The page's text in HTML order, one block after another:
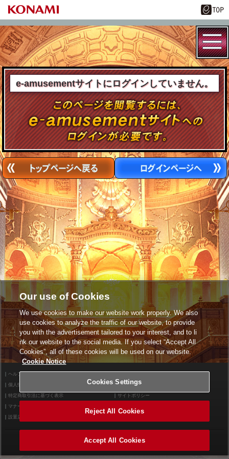
e-amusementサイトにログインしていません。
ヘルプ
個人情報等保護方針 外部送信について
特定商取引法に基づく表示 サイトポリシー
マナー＆ルール
設置店舗検索
©2026 Konami Arcade Games
Our use of Cookies
We use cookies to make our website work properly. We also
use cookies to analyze the traffic of our website, to provide
you with the advertisement tailored to your interest, and to li
nk our website to the social media. If you select “Accept All
Cookies”, all of these cookies will be used on our website.
Cookie Notice
Cookies Settings
Reject All Cookies
Accept All Cookies